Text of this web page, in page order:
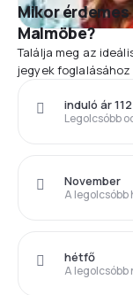
Mikor
Malmöbe?
Találja meg az
jegyek foglalásához
Legolcsóbb
induló ár
A
November
A legolcsóbb
hétfő